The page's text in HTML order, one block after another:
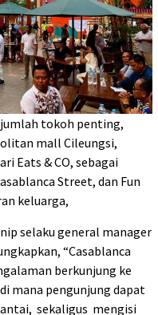
tokoh penting,
mall Cileungsi,
Eats & CO, sebagai
Street, dan Fun
keluarga,
selaku general manager
“Casablanca
berkunjung ke
mana pengunjung dapat
sekaligus mengisi